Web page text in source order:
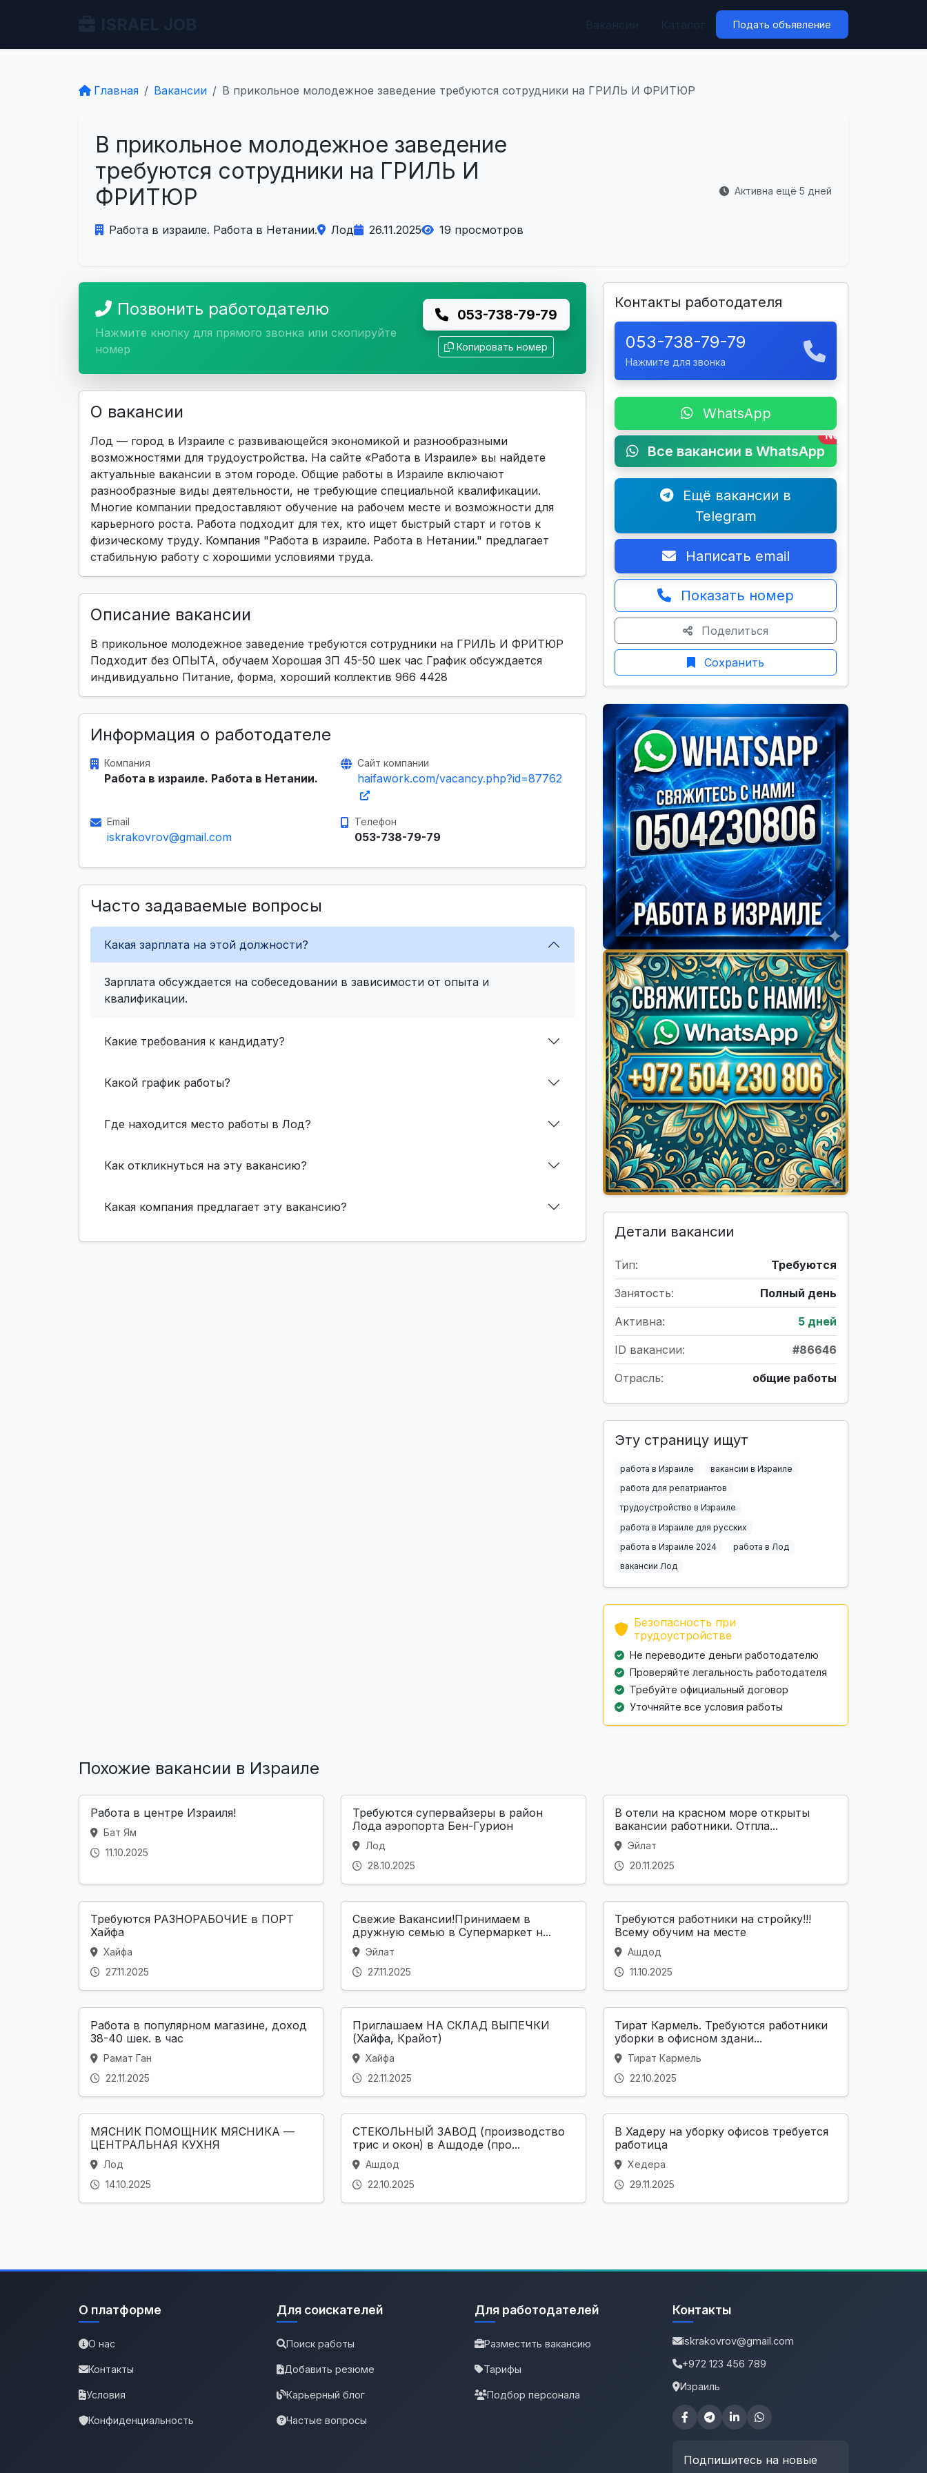
Подать объявление
Главная Вакансии В прикольное молодежное заведение требуются сотрудники на ГРИЛЬ И ФРИТЮР
В прикольное молодежное заведение
требуются сотрудники на ГРИЛЬ И
ФРИТЮР
Работа в израиле. Работа в Нетании. Лод 26.11.2025 19 просмотров
Активна ещё 5 дней
Позвонить работодателю
Нажмите кнопку для прямого звонка или скопируйте
номер
053-738-79-79
Копировать номер
О вакансии
Лод — город в Израиле с развивающейся экономикой и разнообразными
возможностями для трудоустройства. На сайте «Работа в Израиле» вы найдете
актуальные вакансии в этом городе. Общие работы в Израиле включают
разнообразные виды деятельности, не требующие специальной квалификации.
Многие компании предоставляют обучение на рабочем месте и возможности для
карьерного роста. Работа подходит для тех, кто ищет быстрый старт и готов к
физическому труду. Компания "Работа в израиле. Работа в Нетании." предлагает
стабильную работу с хорошими условиями труда.
Описание вакансии
В прикольное молодежное заведение требуются сотрудники на ГРИЛЬ И ФРИТЮР
Подходит без ОПЫТА, обучаем Хорошая ЗП 45-50 шек час График обсуждается
индивидуально Питание, форма, хороший коллектив 966 4428
Информация о работодателе
Компания
Работа в израиле. Работа в Нетании.
Сайт компании
haifawork.com/vacancy.php?id=87762
Email
iskrakovrov@gmail.com
Телефон
053-738-79-79
Часто задаваемые вопросы
Какая зарплата на этой должности?
Зарплата обсуждается на собеседовании в зависимости от опыта и
квалификации.
Какие требования к кандидату?
Какой график работы?
Где находится место работы в Лод?
Как откликнуться на эту вакансию?
Какая компания предлагает эту вакансию?
Контакты работодателя
053-738-79-79
Нажмите для звонка
WhatsApp
Все вакансии в WhatsApp
New
Ещё вакансии в
Telegram
Написать email
Показать номер
Поделиться
Сохранить
Детали вакансии
Тип: Требуются
Занятость: Полный день
Активна: 5 дней
ID вакансии: #86646
Отрасль: общие работы
Эту страницу ищут
работа в Израиле
вакансии в Израиле
работа для репатриантов
трудоустройство в Израиле
работа в Израиле для русских
работа в Израиле 2024
работа в Лод
вакансии Лод
Безопасность при
трудоустройстве
Не переводите деньги работодателю
Проверяйте легальность работодателя
Требуйте официальный договор
Уточняйте все условия работы
Похожие вакансии в Израиле
Работа в центре Израиля!
Бат Ям
11.10.2025
Требуются супервайзеры в район
Лода аэропорта Бен-Гурион
Лод
28.10.2025
В отели на красном море открыты
вакансии работники. Отпла...
Эйлат
20.11.2025
Требуются РАЗНОРАБОЧИЕ в ПОРТ
Хайфа
Хайфа
27.11.2025
Свежие Вакансии!Принимаем в
дружную семью в Супермаркет н...
Эйлат
27.11.2025
Требуются работники на стройку!!!
Всему обучим на месте
Ашдод
11.10.2025
Работа в популярном магазине, доход
38-40 шек. в час
Рамат Ган
22.11.2025
Приглашаем НА СКЛАД ВЫПЕЧКИ
(Хайфа, Крайот)
Хайфа
22.11.2025
Тират Кармель. Требуются работники
уборки в офисном здани...
Тират Кармель
22.10.2025
МЯСНИК ПОМОЩНИК МЯСНИКА —
ЦЕНТРАЛЬНАЯ КУХНЯ
Лод
14.10.2025
СТЕКОЛЬНЫЙ ЗАВОД (производство
трис и окон) в Ашдоде (про...
Ашдод
22.10.2025
В Хадеру на уборку офисов требуется
работица
Хедера
29.11.2025
О платформе
О нас
Контакты
Условия
Конфиденциальность
Для соискателей
Поиск работы
Добавить резюме
Карьерный блог
Частые вопросы
Для работодателей
Разместить вакансию
Тарифы
Подбор персонала
Контакты
iskrakovrov@gmail.com
+972 123 456 789
Израиль
Подпишитесь на новые